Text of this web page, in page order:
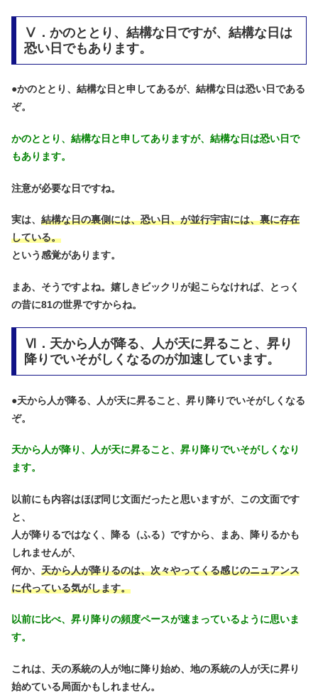
Ⅴ．かのととり、結構な日ですが、結構な日は
恐い日でもあります。
●かのととり、結構な日と申してあるが、結構な日は恐い日である
ぞ。
かのととり、結構な日と申してありますが、結構な日は恐い日で
もあります。
注意が必要な日ですね。
実は、 結構な日の裏側には、恐い日、が並行宇宙には、裏に存在
している。
という感覚があります。
まあ、そうですよね。嬉しきビックリが起こらなければ、とっく
の昔に81の世界ですからね。
Ⅵ．天から人が降る、人が天に昇ること、昇り
降りでいそがしくなるのが加速しています。
●天から人が降る、人が天に昇ること、昇り降りでいそがしくなる
ぞ。
天から人が降り、人が天に昇ること、昇り降りでいそがしくなり
ます。
以前にも内容はほぼ同じ文面だったと思いますが、この文面です
と、
人が降りるではなく、降る（ふる）ですから、まあ、降りるかも
しれませんが、
何か、 天から人が降りるのは、次々やってくる感じのニュアンス
に代っている気がします。
以前に比べ、昇り降りの頻度ペースが速まっているように思いま
す。
これは、天の系統の人が地に降り始め、地の系統の人が天に昇り
始めている局面かもしれません。